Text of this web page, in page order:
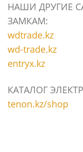
НАШИ ДРУГИЕ
ЗАМКАМ:
wdtrade.kz
wd-trade.kz
entryx.kz
КАТАЛОГ
tenon.kz/shop